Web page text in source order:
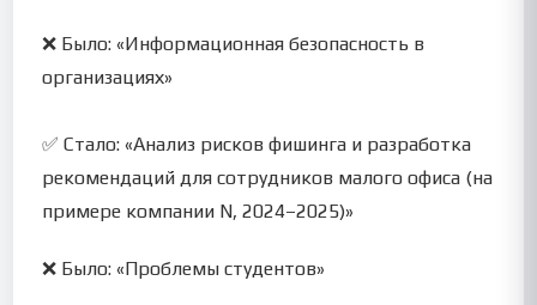
❌ Было: «Информационная безопасность в
организациях»
✅ Стало: «Анализ рисков фишинга и разработка
рекомендаций для сотрудников малого офиса (на
примере компании N, 2024–2025)»
❌ Было: «Проблемы студентов»